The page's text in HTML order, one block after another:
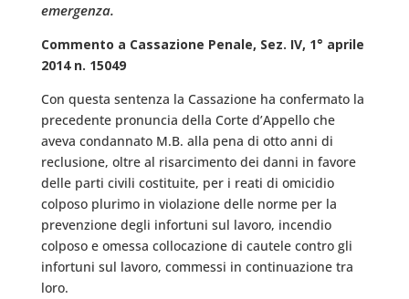
emergenza.
Commento a Cassazione Penale, Sez. IV, 1° aprile
2014 n. 15049
Con questa sentenza la Cassazione ha confermato la
precedente pronuncia della Corte d’Appello che
aveva condannato M.B. alla pena di otto anni di
reclusione, oltre al risarcimento dei danni in favore
delle parti civili costituite, per i reati di omicidio
colposo plurimo in violazione delle norme per la
prevenzione degli infortuni sul lavoro, incendio
colposo e omessa collocazione di cautele contro gli
infortuni sul lavoro, commessi in continuazione tra
loro.